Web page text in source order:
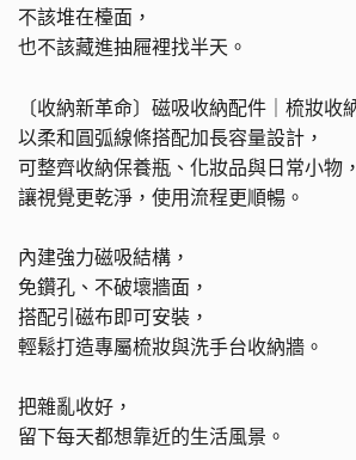
不該堆在檯面，
也不該藏進抽屜裡找半天。
〔 收納新革命〕 磁吸收納配件｜梳妝收
以柔和圓弧線條搭配加長容量設計，
可整齊收納保養瓶、化妝品與日常小物，
讓視覺更乾淨，使用流程更順暢。
內建強力磁吸結構，
免鑽孔、不破壞牆面，
搭配引磁布即可安裝，
輕鬆打造專屬梳妝與洗手台收納牆。
把雜亂收好，
留下每天都想靠近的生活風景。